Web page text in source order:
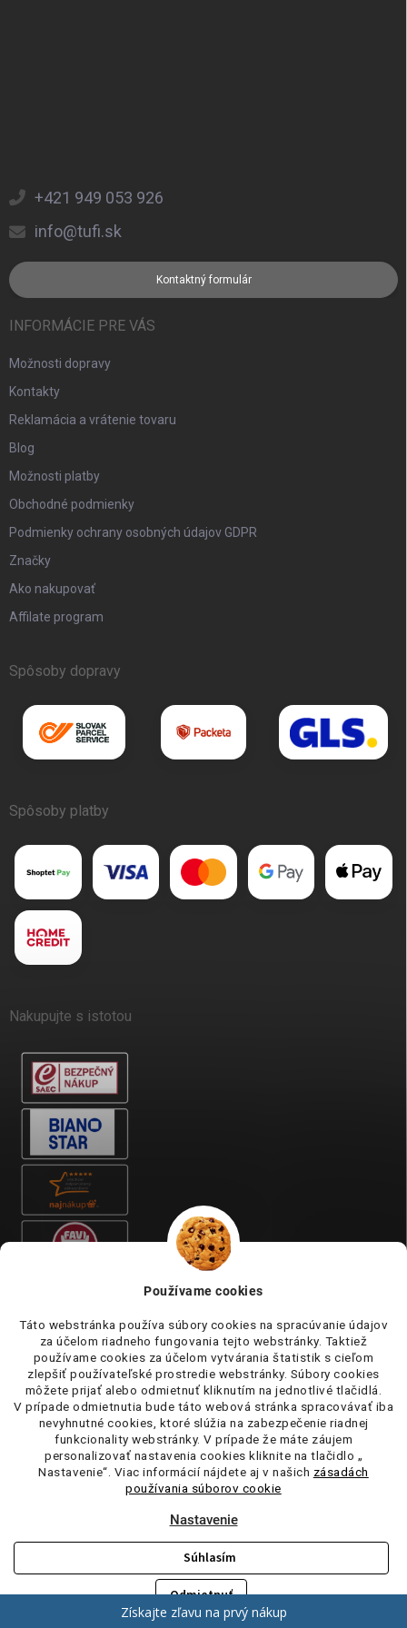
Používame cookies
Táto webstránka používa súbory cookies na spracúvanie údajov
za účelom riadneho fungovania tejto webstránky. Taktiež
používame cookies za účelom vytvárania štatistik s cieľom
zlepšiť používateľské prostredie webstránky. Súbory cookies
môžete prijať alebo odmietnuť kliknutím na jednotlivé tlačidlá.
V prípade odmietnutia bude táto webová stránka spracovávať iba
nevyhnutné cookies, ktoré slúžia na zabezpečenie riadnej
funkcionality webstránky. V prípade že máte záujem
personalizovať nastavenia cookies kliknite na tlačidlo „
Nastavenie“. Viac informácií nájdete aj v našich zásadách
používania súborov cookie
Nastavenie
Odmietnuť
Súhlasím
+421 949 053 926
info@tufi.sk
Kontaktný formulár
INFORMÁCIE PRE VÁS
Možnosti dopravy
Kontakty
Reklamácia a vrátenie tovaru
Blog
Možnosti platby
Obchodné podmienky
Podmienky ochrany osobných údajov GDPR
Značky
Ako nakupovať
Affilate program
Spôsoby dopravy
Spôsoby platby
Nakupujte s istotou
. Všetky práva vyhradené.
cookies
Získajte zľavu na prvý nákup